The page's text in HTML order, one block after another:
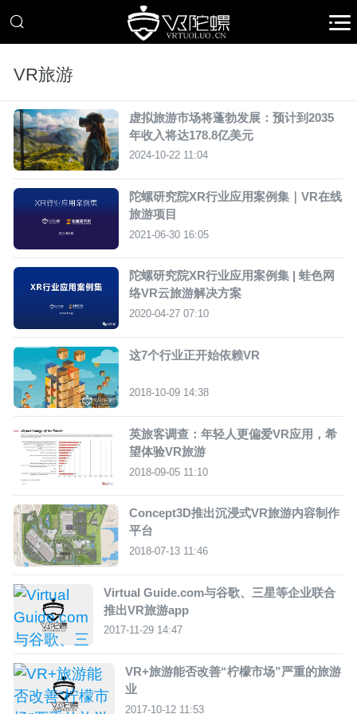
VR旅游
虚拟旅游市场将蓬勃发展：预计到2035
年收入将达178.8亿美元
2024-10-22 11:04
陀螺研究院XR行业应用案例集｜VR在线
旅游项目
2021-06-30 16:05
陀螺研究院XR行业应用案例集 | 蛙色网
络VR云旅游解决方案
2020-04-27 07:10
这7个行业正开始依赖VR
2018-10-09 14:38
英旅客调查：年轻人更偏爱VR应用，希
望体验VR旅游
2018-09-05 11:10
Concept3D推出沉浸式VR旅游内容制作
平台
2018-07-13 11:46
Virtual Guide.com与谷歌、三星等企业联合
推出VR旅游app
2017-11-29 14:47
VR+旅游能否改善“柠檬市场”严重的旅游
业
2017-10-12 11:53